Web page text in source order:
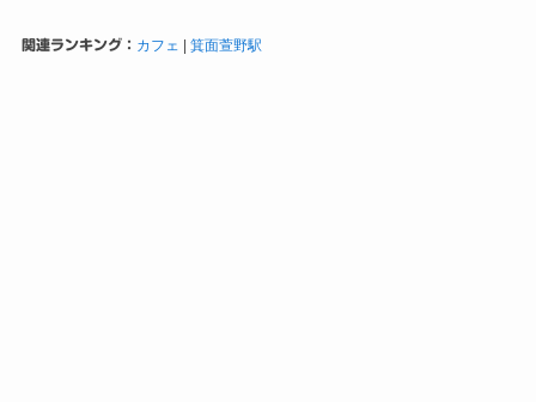
関連ランキング： カフェ | 箕面萱野駅